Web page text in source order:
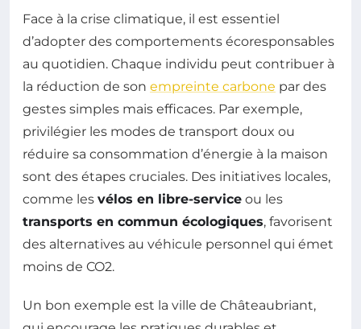
Face à la crise climatique, il est essentiel
d’adopter des comportements écoresponsables
au quotidien. Chaque individu peut contribuer à
la réduction de son empreinte carbone par des
gestes simples mais efficaces. Par exemple,
privilégier les modes de transport doux ou
réduire sa consommation d’énergie à la maison
sont des étapes cruciales. Des initiatives locales,
comme les vélos en libre-service ou les
transports en commun écologiques, favorisent
des alternatives au véhicule personnel qui émet
moins de CO2.
Un bon exemple est la ville de Châteaubriant,